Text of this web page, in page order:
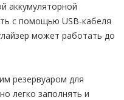
аккумуляторной
с помощью USB-кабеля
может работать до
резервуаром для
легко заполнять и